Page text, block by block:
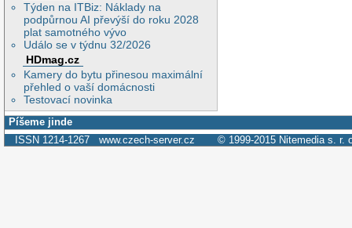
Týden na ITBiz: Náklady na
podpůrnou AI převýší do roku 2028
plat samotného vývo
Událo se v týdnu 32/2026
HDmag.cz
Kamery do bytu přinesou maximální
přehled o vaší domácnosti
Testovací novinka
Píšeme jinde
ISSN 1214-1267 www.czech-server.cz © 1999-2015 Nitemedia s. r.